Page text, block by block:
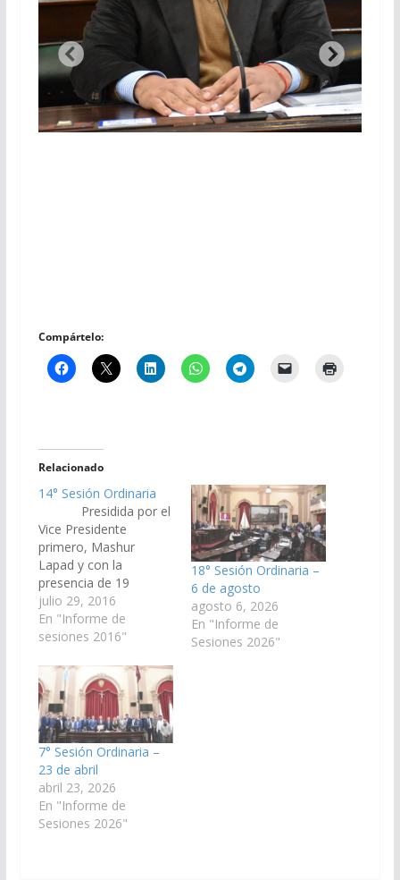
Compártelo:
Relacionado
14° Sesión Ordinaria
Presidida por el
Vice Presidente
primero, Mashur
Lapad y con la
presencia de 19
senadores se llevó a
cabo la 14º Sesión
Ordinaria. Sesión
de la Comisión de
Justicia, Acuerdos y
Designaciones, se
otorgó el acuerdo a
los pliegos remitidos
por el Poder…
julio 29, 2016
En "Informe de
sesiones 2016"
18° Sesión Ordinaria –
6 de agosto
agosto 6, 2026
En "Informe de
Sesiones 2026"
7° Sesión Ordinaria –
23 de abril
abril 23, 2026
En "Informe de
Sesiones 2026"